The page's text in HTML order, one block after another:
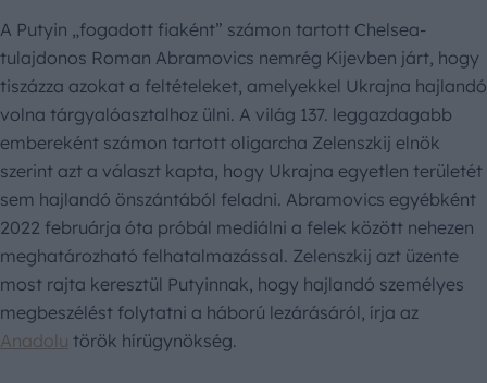
A Putyin „fogadott fiaként” számon tartott Chelsea-
tulajdonos Roman Abramovics nemrég Kijevben járt, hogy
tiszázza azokat a feltételeket, amelyekkel Ukrajna hajlandó
volna tárgyalóasztalhoz ülni. A világ 137. leggazdagabb
embereként számon tartott oligarcha Zelenszkij elnök
szerint azt a választ kapta, hogy Ukrajna egyetlen területét
sem hajlandó önszántából feladni. Abramovics egyébként
2022 februárja óta próbál mediálni a felek között nehezen
meghatározható felhatalmazással. Zelenszkij azt üzente
most rajta keresztül Putyinnak, hogy hajlandó személyes
megbeszélést folytatni a háború lezárásáról, írja az
Anadolu török hírügynökség.